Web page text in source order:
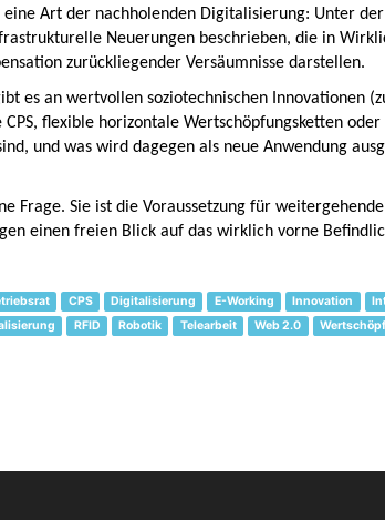
Art der nachholenden Digitalisierung: Unter
Neuerungen beschrieben, die in
zurückliegender Versäumnisse darstellen.
es an wertvollen soziotechnischen Innovationen
flexible horizontale Wertschöpfungsketten
und was wird dagegen als neue Anwendung
Frage. Sie ist die Voraussetzung für
einen freien Blick auf das wirklich vorne
CPS Digitalisierung E-Working Innovation
RFID Robotik Telearbeit Web 2.0